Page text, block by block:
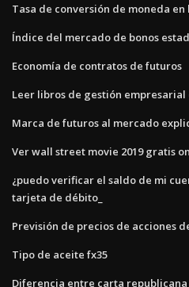
Tasa de conversión de moneda en
Índice del mercado de bonos
Economía de contratos de futuros
Leer libros de gestión
Marca de futuros al mercado
Ver wall street movie 2019 gratis
¿puedo verificar el saldo de mi
tarjeta de débito_
Previsión de precios de acciones
Tipo de aceite fx35
Diferencia entre carta